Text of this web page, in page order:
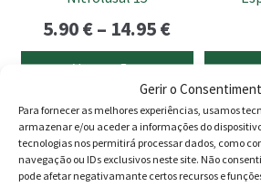
Gerir o
Para fornecer as melhores experiências, usamos
armazenar e/ou aceder a informações do
tecnologias nos permitirá processar dados, como
navegação ou IDs exclusivos neste site. Não
pode afetar negativamante certos recursos e
5.90€– 14.95€Price
range:
5.90 €
through
14.95 €
Ver opções
the
Produtos